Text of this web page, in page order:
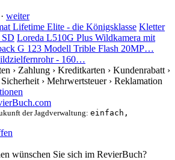
· weiter
Lifetime Elite - die Königsklasse Kletter
SD Loreda L510G Plus Wildkamera mit
G 123 Modell Trible Flash 20MP…
- 160…
› Zahlung › Kreditkarten › Kundenrabatt ›
Sicherheit › Mehrwertsteuer › Reklamation
der Jagdverwaltung: einfach,
wünschen Sie sich im RevierBuch?